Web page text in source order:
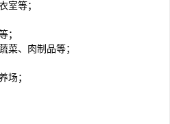
室等；
；
菜、肉制品等；
场；